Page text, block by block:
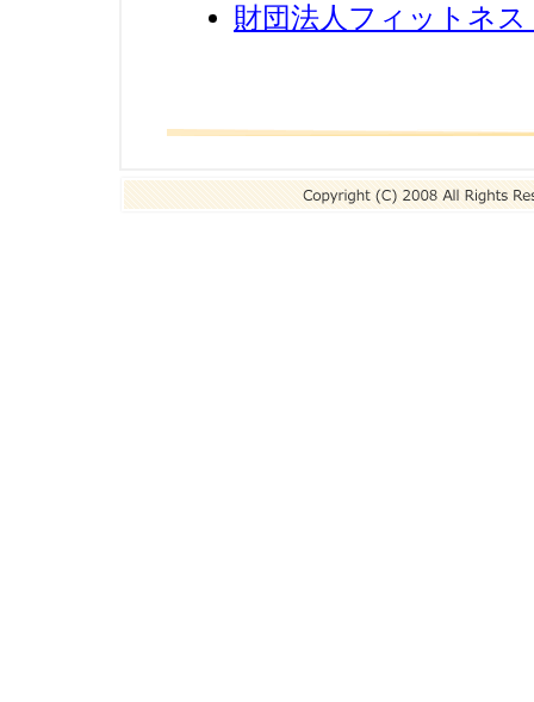
財団法人フィットネス